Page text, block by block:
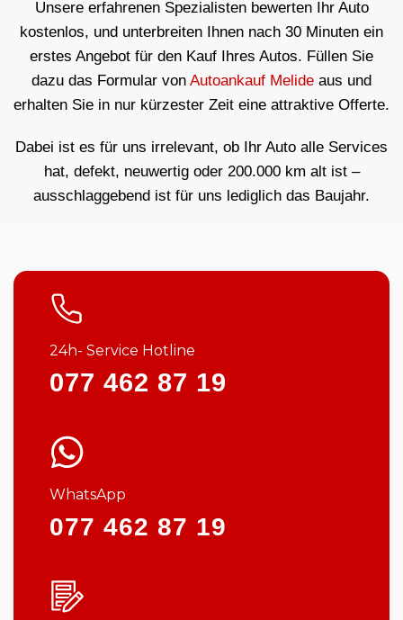
Unsere erfahrenen Spezialisten bewerten Ihr Auto
kostenlos, und unterbreiten Ihnen nach 30 Minuten ein
erstes Angebot für den Kauf Ihres Autos. Füllen Sie
dazu das Formular von Autoankauf Melide aus und
erhalten Sie in nur kürzester Zeit eine attraktive Offerte.
Dabei ist es für uns irrelevant, ob Ihr Auto alle Services
hat, defekt, neuwertig oder 200.000 km alt ist –
ausschlaggebend ist für uns lediglich das Baujahr.
24h- Service Hotline
077 462 87 19
WhatsApp
077 462 87 19